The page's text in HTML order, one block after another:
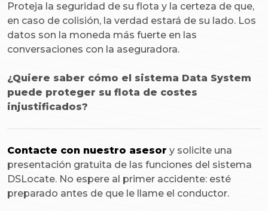
Proteja la seguridad de su flota y la certeza de que,
en caso de colisión, la verdad estará de su lado. Los
datos son la moneda más fuerte en las
conversaciones con la aseguradora.
¿Quiere saber cómo el sistema Data System
puede proteger su flota de costes
injustificados?
Contacte con nuestro asesor y solicite una
presentación gratuita de las funciones del sistema
DSLocate. No espere al primer accidente: esté
preparado antes de que le llame el conductor.